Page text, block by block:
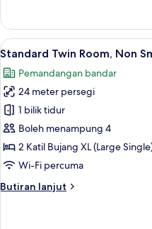
Twin
Room,
Accessible,
Smoking
(Pure
Wellness
Room)
Lihat
semua
foto
untuk
Standard
Twin
Room,
Non
Smoking
(Plus)
8
Standard Twin Room, Non
Pemandangan bandar
24 meter persegi
1 bilik tidur
Boleh menampung 4
2 Katil Bujang XL (Large
Wi-Fi percuma
Butiran lanjut
Butiran